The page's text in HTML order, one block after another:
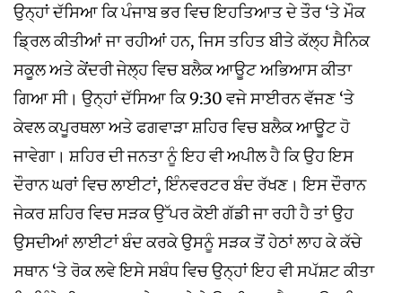
ਉਨ੍ਹਾਂ ਦੱਸਿਆ ਕਿ ਪੰਜਾਬ ਭਰ ਵਿਚ ਇਹਤਿਆਤ ਦੇ ਤੌਰ ‘ਤੇ ਮੌਕ
ਡ੍ਰਿਲ ਕੀਤੀਆਂ ਜਾ ਰਹੀਆਂ ਹਨ, ਜਿਸ ਤਹਿਤ ਬੀਤੇ ਕੱਲ੍ਹ ਸੈਨਿਕ
ਸਕੂਲ ਅਤੇ ਕੇਂਦਰੀ ਜੇਲ੍ਹ ਵਿਚ ਬਲੈਕ ਆਊਟ ਅਭਿਆਸ ਕੀਤਾ
ਗਿਆ ਸੀ। ਉਨ੍ਹਾਂ ਦੱਸਿਆ ਕਿ 9:30 ਵਜੇ ਸਾਈਰਨ ਵੱਜਣ ‘ਤੇ
ਕੇਵਲ ਕਪੂਰਥਲਾ ਅਤੇ ਫਗਵਾੜਾ ਸ਼ਹਿਰ ਵਿਚ ਬਲੈਕ ਆਊਟ ਹੋ
ਜਾਵੇਗਾ। ਸ਼ਹਿਰ ਦੀ ਜਨਤਾ ਨੂੰ ਇਹ ਵੀ ਅਪੀਲ ਹੈ ਕਿ ਉਹ ਇਸ
ਦੌਰਾਨ ਘਰਾਂ ਵਿਚ ਲਾਈਟਾਂ, ਇੰਨਵਰਟਰ ਬੰਦ ਰੱਖਣ। ਇਸ ਦੌਰਾਨ
ਜੇਕਰ ਸ਼ਹਿਰ ਵਿਚ ਸੜਕ ਉੱਪਰ ਕੋਈ ਗੱਡੀ ਜਾ ਰਹੀ ਹੈ ਤਾਂ ਉਹ
ਉਸਦੀਆਂ ਲਾਈਟਾਂ ਬੰਦ ਕਰਕੇ ਉਸਨੂੰ ਸੜਕ ਤੋਂ ਹੇਠਾਂ ਲਾਹ ਕੇ ਕੱਚੇ
ਸਥਾਨ ‘ਤੇ ਰੋਕ ਲਵੇ ਇਸੇ ਸਬੰਧ ਵਿਚ ਉਨ੍ਹਾਂ ਇਹ ਵੀ ਸਪੱਸ਼ਟ ਕੀਤਾ